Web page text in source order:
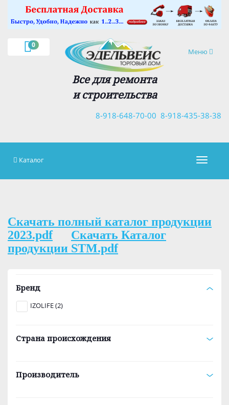
0
Навигация
Меню
Все для ремонта
и строительства
8-918-435-38-38
8-918-648-70-00
×
Каталог
Скачать полный каталог продукции
2023.pdf
Скачать Каталог
продукции STM.pdf
Бренд
IZOLIFE (2)
Страна происхождения
Производитель